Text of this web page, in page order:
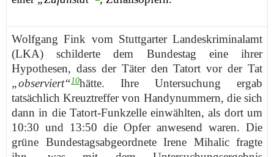
Wolfgang Fink vom Stuttgarter Landeskriminalamt
(LKA) schilderte dem Bundestag eine ihrer
Hypothesen, dass der Täter den Tatort vor der Tat
„observiert“10hätte. Ihre Untersuchung ergab
tatsächlich Kreuztreffer von Handynummern, die sich
dann in die Tatort-Funkzelle einwählten, als dort um
10:30 und 13:50 die Opfer anwesend waren. Die
grüne Bundestagsabgeordnete Irene Mihalic fragte